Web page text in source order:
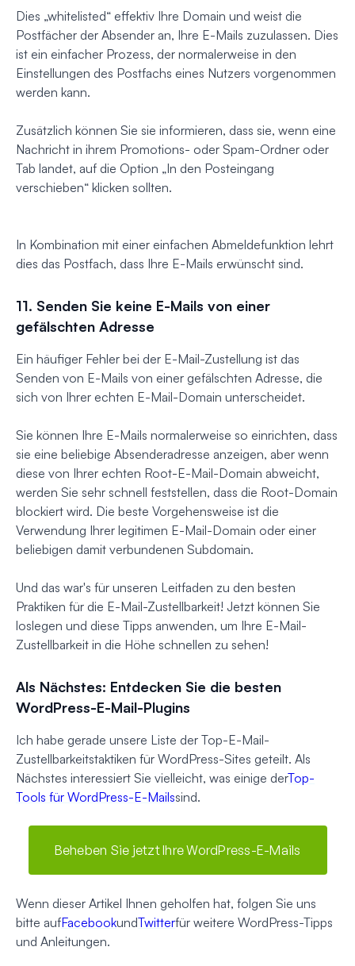
Dies „whitelisted“ effektiv Ihre Domain und weist die
Postfächer der Absender an, Ihre E-Mails zuzulassen. Dies
ist ein einfacher Prozess, der normalerweise in den
Einstellungen des Postfachs eines Nutzers vorgenommen
werden kann.
Zusätzlich können Sie sie informieren, dass sie, wenn eine
Nachricht in ihrem Promotions- oder Spam-Ordner oder
Tab landet, auf die Option „In den Posteingang
verschieben“ klicken sollten.
In Kombination mit einer einfachen Abmeldefunktion lehrt
dies das Postfach, dass Ihre E-Mails erwünscht sind.
11. Senden Sie keine E-Mails von einer
gefälschten Adresse
Ein häufiger Fehler bei der E-Mail-Zustellung ist das
Senden von E-Mails von einer gefälschten Adresse, die
sich von Ihrer echten E-Mail-Domain unterscheidet.
Sie können Ihre E-Mails normalerweise so einrichten, dass
sie eine beliebige Absenderadresse anzeigen, aber wenn
diese von Ihrer echten Root-E-Mail-Domain abweicht,
werden Sie sehr schnell feststellen, dass die Root-Domain
blockiert wird. Die beste Vorgehensweise ist die
Verwendung Ihrer legitimen E-Mail-Domain oder einer
beliebigen damit verbundenen Subdomain.
Und das war's für unseren Leitfaden zu den besten
Praktiken für die E-Mail-Zustellbarkeit! Jetzt können Sie
loslegen und diese Tipps anwenden, um Ihre E-Mail-
Zustellbarkeit in die Höhe schnellen zu sehen!
Als Nächstes: Entdecken Sie die besten
WordPress-E-Mail-Plugins
Ich habe gerade unsere Liste der Top-E-Mail-
Zustellbarkeitstaktiken für WordPress-Sites geteilt. Als
Nächstes interessiert Sie vielleicht, was einige derTop-
Tools für WordPress-E-Mailssind.
Beheben Sie jetzt Ihre WordPress-E-Mails
Wenn dieser Artikel Ihnen geholfen hat, folgen Sie uns
bitte aufFacebookundTwitterfür weitere WordPress-Tipps
und Anleitungen.